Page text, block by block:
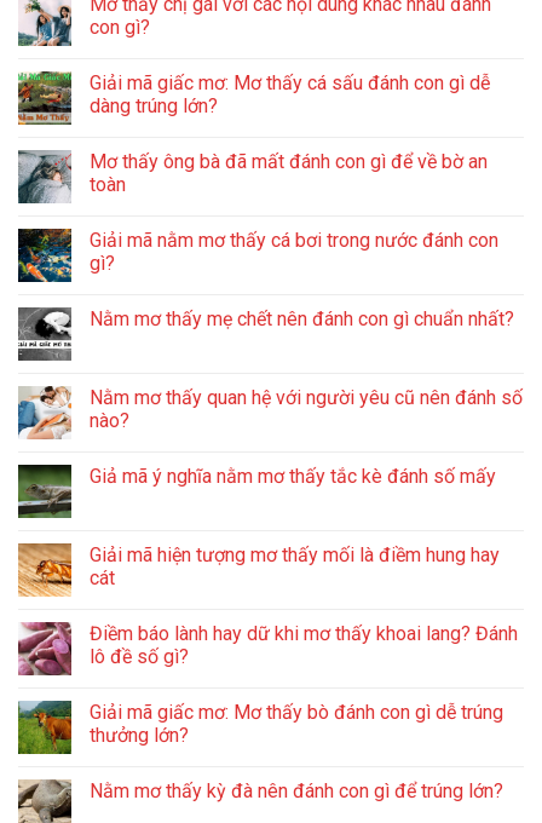
Mơ thấy chị gái với các nội dung khác nhau đánh
con gì?
Giải mã giấc mơ: Mơ thấy cá sấu đánh con gì dễ
dàng trúng lớn?
Mơ thấy ông bà đã mất đánh con gì để về bờ an
toàn
Giải mã nằm mơ thấy cá bơi trong nước đánh con
gì?
Nằm mơ thấy mẹ chết nên đánh con gì chuẩn nhất?
Nằm mơ thấy quan hệ với người yêu cũ nên đánh số
nào?
Giả mã ý nghĩa nằm mơ thấy tắc kè đánh số mấy
Giải mã hiện tượng mơ thấy mối là điềm hung hay
cát
Điềm báo lành hay dữ khi mơ thấy khoai lang? Đánh
lô đề số gì?
Giải mã giấc mơ: Mơ thấy bò đánh con gì dễ trúng
thưởng lớn?
Nằm mơ thấy kỳ đà nên đánh con gì để trúng lớn?